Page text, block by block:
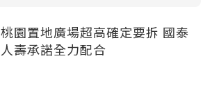
桃園置地廣場超高確定要拆 國泰
人壽承諾全力配合